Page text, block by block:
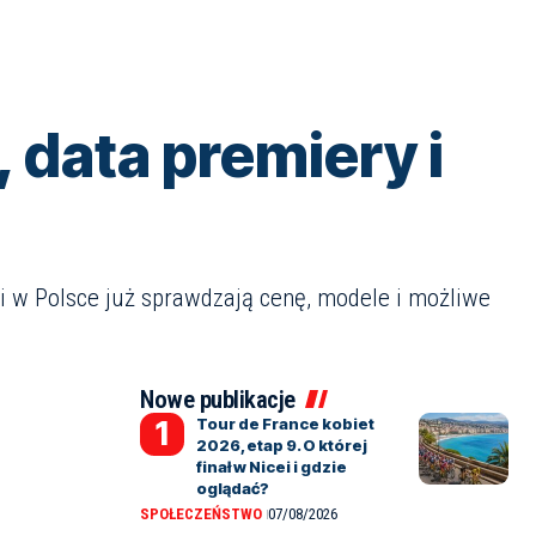
data premiery i
Polsce już sprawdzają cenę, modele i możliwe
Nowe publikacje
Tour de France kobiet
2026, etap 9. O której
finał w Nicei i gdzie
oglądać?
SPOŁECZEŃSTWO 07/08/2026